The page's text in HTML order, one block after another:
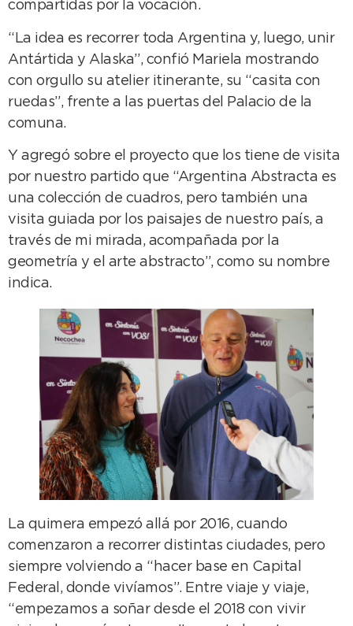
compartidas por la vocación.
“La idea es recorrer toda Argentina y, luego, unir
Antártida y Alaska”, confió Mariela mostrando
con orgullo su atelier itinerante, su “casita con
ruedas”, frente a las puertas del Palacio de la
comuna.
Y agregó sobre el proyecto que los tiene de visita
por nuestro partido que “Argentina Abstracta es
una colección de cuadros, pero también una
visita guiada por los paisajes de nuestro país, a
través de mi mirada, acompañada por la
geometría y el arte abstracto”, como su nombre
indica.
La quimera empezó allá por 2016, cuando
comenzaron a recorrer distintas ciudades, pero
siempre volviendo a “hacer base en Capital
Federal, donde vivíamos”. Entre viaje y viaje,
“empezamos a soñar desde el 2018 con vivir